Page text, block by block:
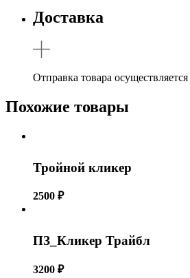
Доставка
Отправка товара осуществляется
Похожие товары
Тройной кликер
2500 ₽
ПЗ_Кликер Трайбл
3200 ₽